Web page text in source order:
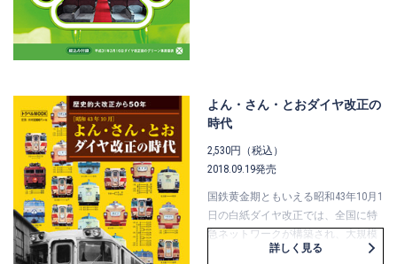
よん・さん・とおダイヤ改正の
時代
2,530円（税込）
2018.09.19発売
国鉄黄金期ともいえる昭和43年10月1
日の白紙ダイヤ改正では、全国に特
急ネットワークが構築され、大規模
なサービス改善がはかられました。
詳しく見る